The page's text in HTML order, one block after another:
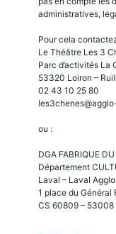
administratives,
Pour cela
Le Théâtre Les 3
Parc d’activités La
53320 Loiron –
02 43 10 25 80
ou :
DGA FABRIQUE
Département
Laval – Laval
1 place du Général
CS 60809 –